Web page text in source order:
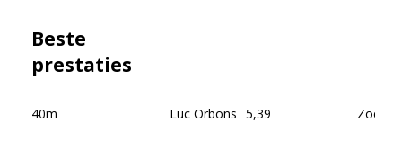
Beste
prestaties
40m Luc Orbons 5,39